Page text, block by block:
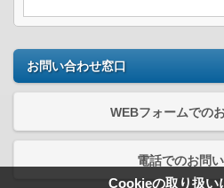
Cookieの取り扱い
お問い合わせ窓口
WEBフォームでの
電話でのお問